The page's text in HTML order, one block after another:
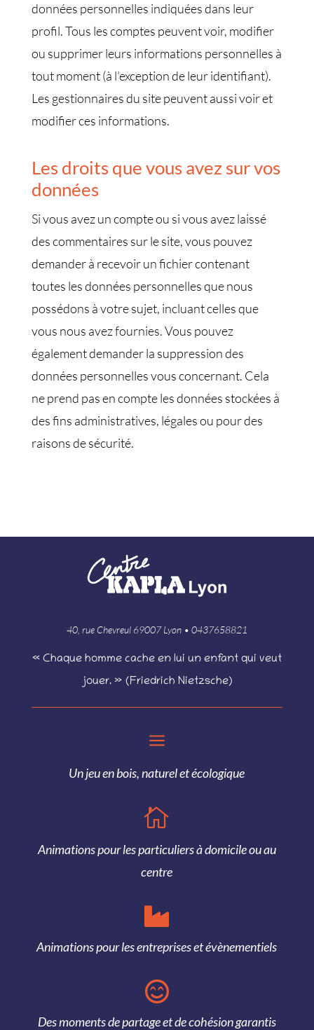
données personnelles indiquées dans leur
profil. Tous les comptes peuvent voir, modifier
ou supprimer leurs informations personnelles à
tout moment (à l’exception de leur identifiant).
Les gestionnaires du site peuvent aussi voir et
modifier ces informations.
Les droits que vous avez sur vos
données
Si vous avez un compte ou si vous avez laissé
des commentaires sur le site, vous pouvez
demander à recevoir un fichier contenant
toutes les données personnelles que nous
possédons à votre sujet, incluant celles que
vous nous avez fournies. Vous pouvez
également demander la suppression des
données personnelles vous concernant. Cela
ne prend pas en compte les données stockées à
des fins administratives, légales ou pour des
raisons de sécurité.
40, rue Chevreul 69007 Lyon • 0437658821
« Chaque homme cache en lui un enfant qui veut
jouer. » (Friedrich Nietzsche)
a
Un jeu en bois, naturel et écologique

Animations pour les particuliers à domicile ou au
centre

Animations pour les entreprises et évènementiels

Des moments de partage et de cohésion garantis